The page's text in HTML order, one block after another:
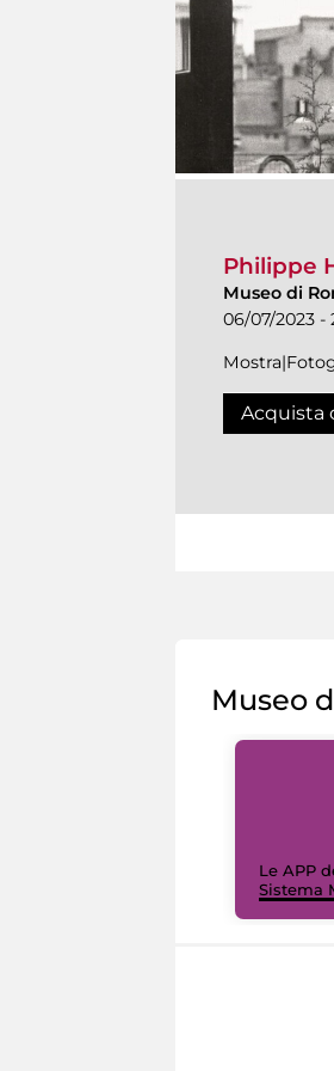
Philippe
Museo di
06/07/2023 -
Acquista
Museo
Le APP
Sistema